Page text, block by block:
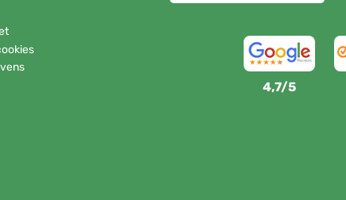
4,7/5